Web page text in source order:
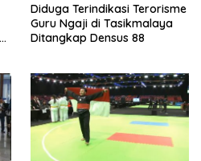
Diduga Terindikasi Terorisme
Guru Ngaji di Tasikmalaya
Ditangkap Densus 88